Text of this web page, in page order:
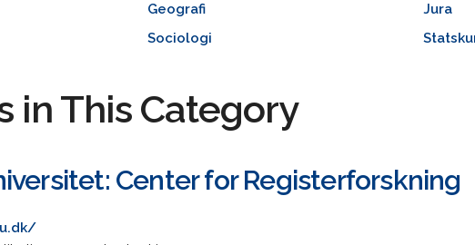
Geografi
Jura
Sociologi
in This Category
Center for Registerforskning